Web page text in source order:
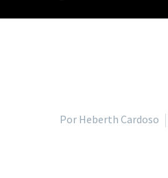
Por Heberth Cardoso